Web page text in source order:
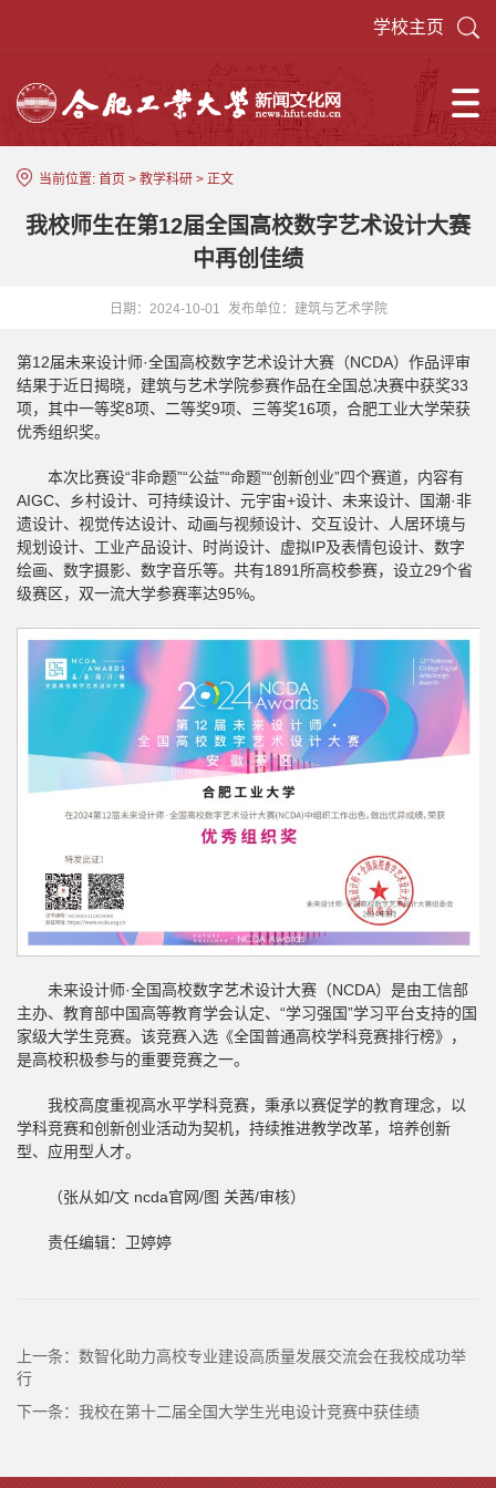
学校主页
当前位置: 首页 > 教学科研 > 正文
我校师生在第12届全国高校数字艺术设计大赛
中再创佳绩
日期：2024-10-01 发布单位：建筑与艺术学院
第12届未来设计师·全国高校数字艺术设计大赛（NCDA）作品评审
结果于近日揭晓，建筑与艺术学院参赛作品在全国总决赛中获奖33
项，其中一等奖8项、二等奖9项、三等奖16项，合肥工业大学荣获
优秀组织奖。
本次比赛设“非命题”“公益”“命题”“创新创业”四个赛道，内容有
AIGC、乡村设计、可持续设计、元宇宙+设计、未来设计、国潮·非
遗设计、视觉传达设计、动画与视频设计、交互设计、人居环境与
规划设计、工业产品设计、时尚设计、虚拟IP及表情包设计、数字
绘画、数字摄影、数字音乐等。共有1891所高校参赛，设立29个省
级赛区，双一流大学参赛率达95%。
未来设计师·全国高校数字艺术设计大赛（NCDA）是由工信部
主办、教育部中国高等教育学会认定、“学习强国”学习平台支持的国
家级大学生竞赛。该竞赛入选《全国普通高校学科竞赛排行榜》，
是高校积极参与的重要竞赛之一。
我校高度重视高水平学科竞赛，秉承以赛促学的教育理念，以
学科竞赛和创新创业活动为契机，持续推进教学改革，培养创新
型、应用型人才。
（张从如/文 ncda官网/图 关茜/审核）
责任编辑：卫婷婷
上一条： 数智化助力高校专业建设高质量发展交流会在我校成功举
行
下一条： 我校在第十二届全国大学生光电设计竞赛中获佳绩